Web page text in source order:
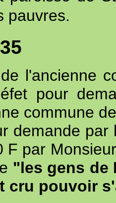
pauvres.
l'ancienne
pour
commune
demande
F par
"les gens de
cru pouvoir